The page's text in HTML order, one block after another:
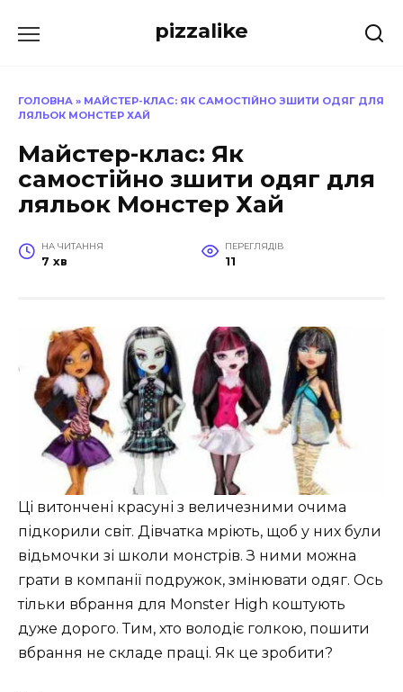
до
pizzalike
ГОЛОВНА » МАЙСТЕР-КЛАС: ЯК САМОСТІЙНО ЗШИТИ ОДЯГ ДЛЯ
ЛЯЛЬОК МОНСТЕР ХАЙ
Майстер-клас: Як
самостійно зшити одяг для
ляльок Монстер Хай
НА ЧИТАННЯ
7 хв
ПЕРЕГЛЯДІВ
11
Ці витончені красуні з величезними очима
підкорили світ. Дівчатка мріють, щоб у них були
відьмочки зі школи монстрів. З ними можна
грати в компанії подружок, змінювати одяг. Ось
тільки вбрання для Monster High коштують
дуже дорого. Тим, хто володіє голкою, пошити
вбрання не складе праці. Як це зробити?